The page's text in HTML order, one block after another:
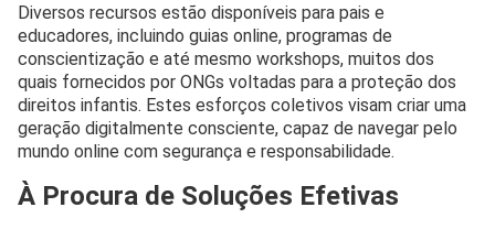
Diversos recursos estão disponíveis para pais e
educadores, incluindo guias online, programas de
conscientização e até mesmo workshops, muitos dos
quais fornecidos por ONGs voltadas para a proteção dos
direitos infantis. Estes esforços coletivos visam criar uma
geração digitalmente consciente, capaz de navegar pelo
mundo online com segurança e responsabilidade.
À Procura de Soluções Efetivas